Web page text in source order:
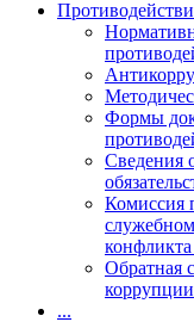
Формы
Сведения
Комиссия
Обратная
коррупции
...